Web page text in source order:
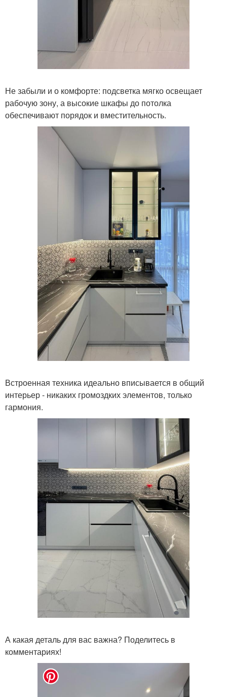
Не забыли и о комфорте: подсветка мягко освещает
рабочую зону, а высокие шкафы до потолка
обеспечивают порядок и вместительность.
Встроенная техника идеально вписывается в общий
интерьер - никаких громоздких элементов, только
гармония.
А какая деталь для вас важна? Поделитесь в
комментариях!